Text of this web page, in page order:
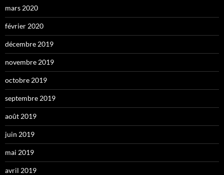
mars 2020
février 2020
décembre 2019
novembre 2019
octobre 2019
septembre 2019
août 2019
juin 2019
mai 2019
avril 2019